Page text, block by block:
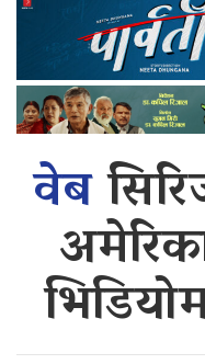
वेब